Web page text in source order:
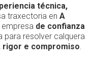
técnica,
traxectoria en A
de confianza
para resolver calquera
rigor e compromiso